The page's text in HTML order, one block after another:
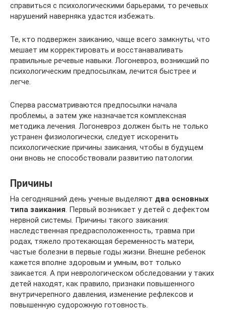
справиться с психологическими барьерами, то речевых
нарушений наверняка удастся избежать.
Те, кто подвержен заиканию, чаще всего замкнуты, что
мешает им корректировать и восстанаваливать
правильные речевые навыки. Логоневроз, возникший по
психологическим предпосылкам, лечится быстрее и
легче.
Сперва рассматриваются предпосылки начала
проблемы, а затем уже назначается комплексная
методика лечения. Логоневроз должен быть не только
устранен физиологически, следует искоренить
психологические причины заикания, чтобы в будущем
они вновь не способствовали развитию патологии.
Причины
На сегодняшний день ученые выделяют два основных
типа заикания . Первый возникает у детей с дефектом
нервной системы. Причины такого заикания:
наследственная предрасположенность, травма при
родах, тяжело протекающая беременность матери,
частые болезни в первые годы жизни. Внешне ребенок
кажется вполне здоровым и умным, вот только
заикается. А при неврологическом обследовании у таких
детей находят, как правило, признаки повышенного
внутричерепного давления, изменение рефлексов и
повышенную судорожную готовность.